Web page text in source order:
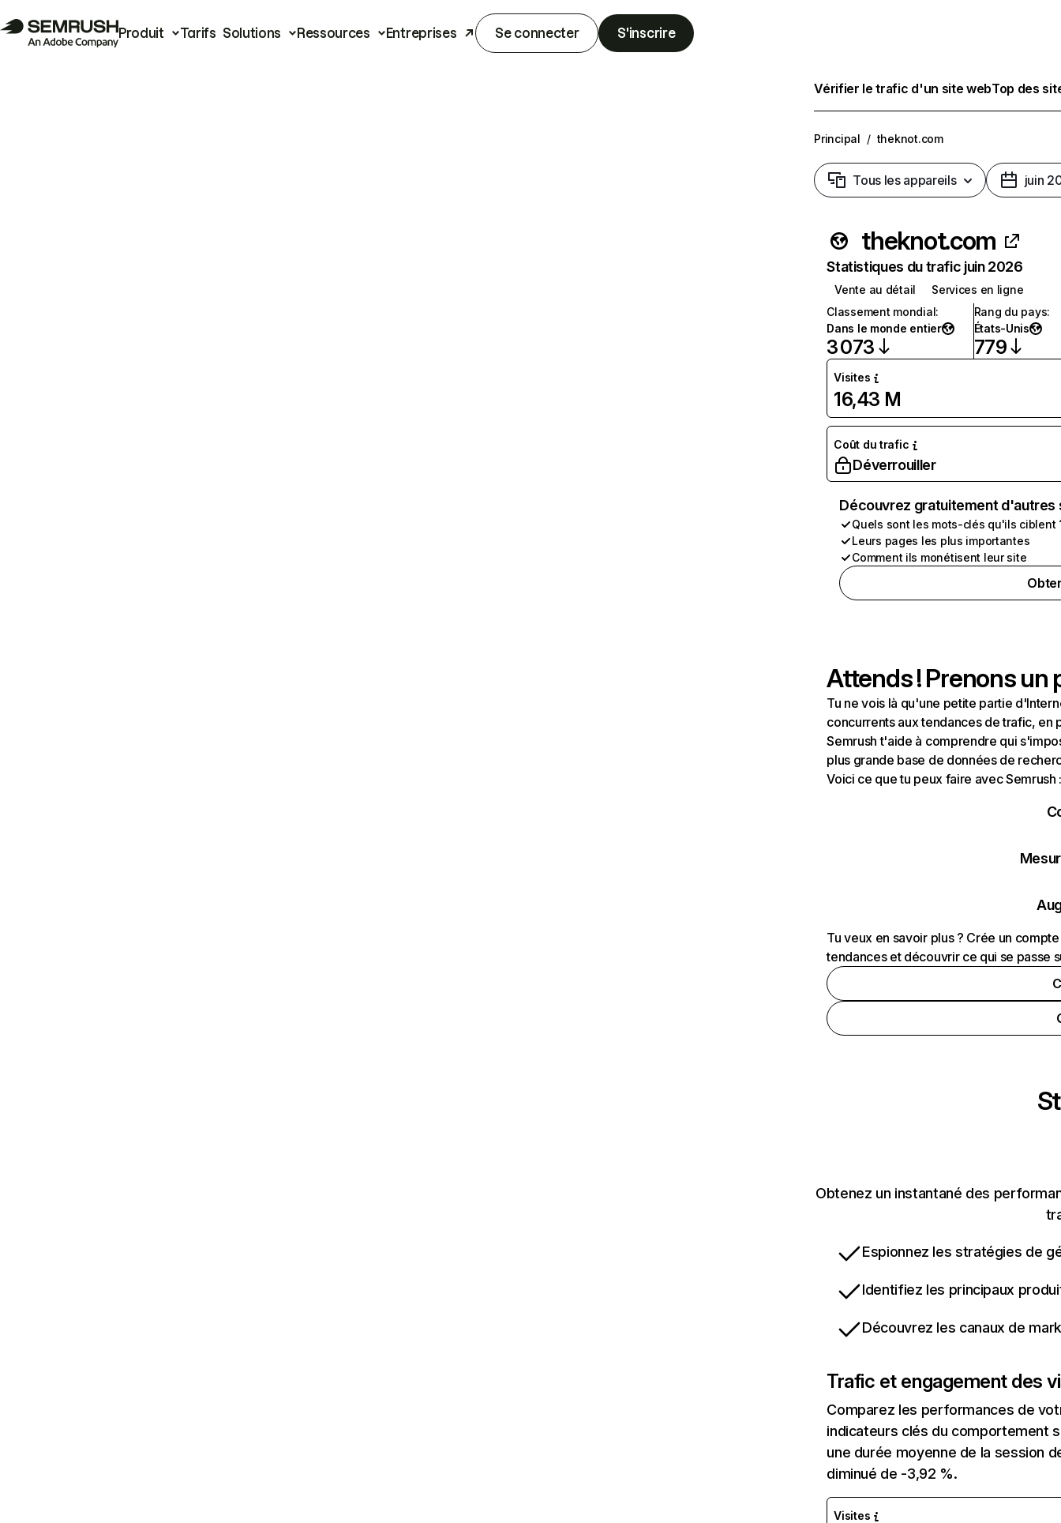
Produit Tarifs Solutions Ressources Entreprises Se connecter S'inscrire
Vérifier le trafic d'un site webTop des
Principal / theknot.com
Tous les appareils juin
theknot.com
Statistiques du trafic juin 2026
Vente au détail
Services en ligne
Classement mondial:
Dans le monde entier
3 073
Rang du pays:
États-Unis
779
Visites
16,43 M
Coût du trafic
Déverrouiller
Découvrez gratuitement
Quels sont les mots-clés qu'ils ciblent
Leurs pages les plus importantes
Comment ils monétisent leur site
Attends ! Prenons un
Tu ne vois là qu'une petite partie
concurrents aux tendances de trafic, en
Semrush t'aide à comprendre qui
plus grande base de données de
Voici ce que tu peux faire avec Semrush
Tu veux en savoir plus ? Crée un
tendances et découvrir ce qui se passe
Obtenez un instantané des
Espionnez les stratégies de
Identifiez les principaux
Découvrez les canaux de
Trafic et engagement des
Comparez les performances de
indicateurs clés du comportement
une durée moyenne de la session
diminué de -3,92 %.
Visites